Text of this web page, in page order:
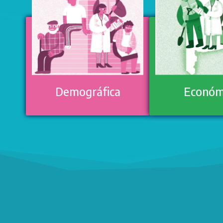
Demográfica